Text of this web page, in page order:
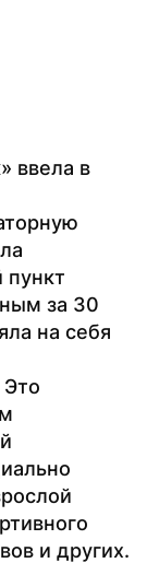
ввела в
пункт
за 30
на себя
и других.